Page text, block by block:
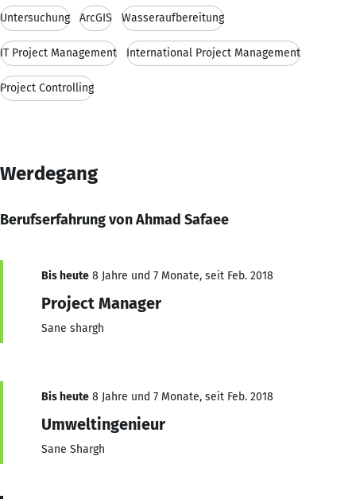
Untersuchung ArcGIS Wasseraufbereitung
IT Project Management International Project Management
Project Controlling
Werdegang
Berufserfahrung von Ahmad Safaee
Bis heute 8 Jahre und 7 Monate, seit Feb. 2018
Project Manager
Sane shargh
Bis heute 8 Jahre und 7 Monate, seit Feb. 2018
Umweltingenieur
Sane Shargh